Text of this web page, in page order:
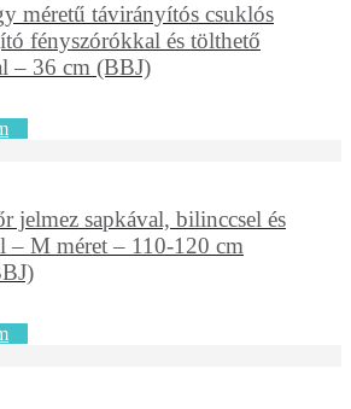
méretű távirányítós csuklós
fényszórókkal és tölthető
– 36 cm (BBJ)
jelmez sapkával, bilinccsel és
– M méret – 110-120 cm